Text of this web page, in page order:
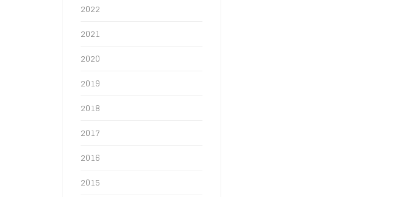
2022
2021
2020
2019
2018
2017
2016
2015